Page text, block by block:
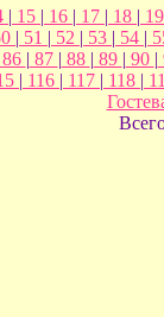
| 15 | 16 | 17 | 18 |
| 51 | 52 | 53 | 54 |
86 | 87 | 88 | 89 | 90 |
| 116 | 117 | 118 |